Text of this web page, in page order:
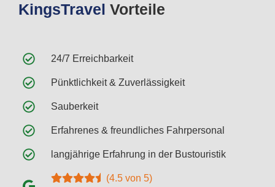
KingsTravel Vorteile
24/7 Erreichbarkeit
Pünktlichkeit & Zuverlässigkeit
Sauberkeit
Erfahrenes & freundliches Fahrpersonal
langjährige Erfahrung in der Bustouristik
(4.5 von 5)